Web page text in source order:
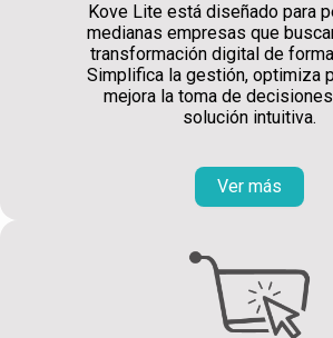
Kove Lite está diseñado para
medianas empresas que
transformación digital de
Simplifica la gestión, optimiza
mejora la toma de
solución intuitiva.
Ver más